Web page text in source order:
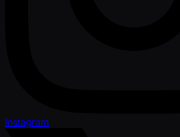
Instagram